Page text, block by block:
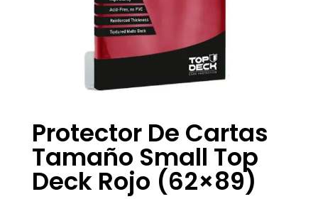
Protector De Cartas
Tamaño Small Top
Deck Rojo (62×89)